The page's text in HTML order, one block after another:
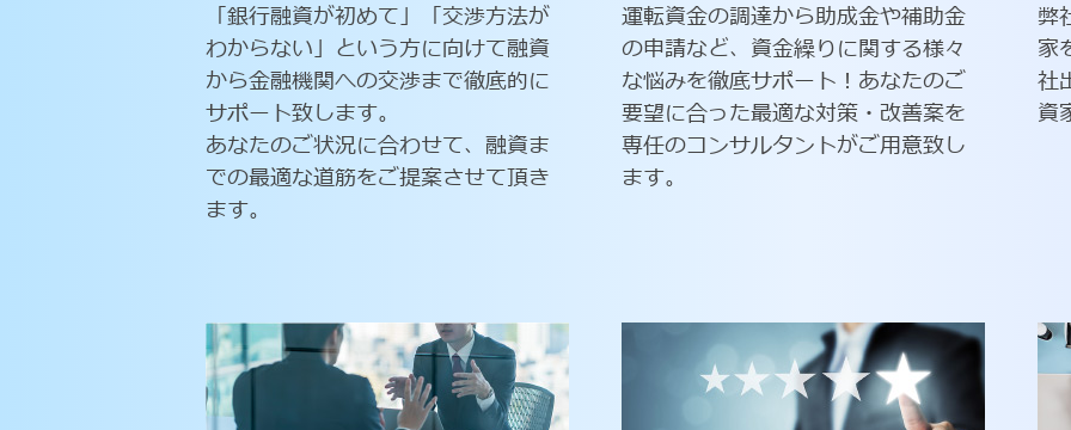
「銀行融資が初めて」「交渉方法が
わからない」という方に向けて融資
から金融機関への交渉まで徹底的に
サポート致します。
あなたのご状況に合わせて、融資ま
での最適な道筋をご提案させて頂き
ます。
運転資金の調達から助成金や補助金
の申請など、資金繰りに関する様々
な悩みを徹底サポート！あなたのご
要望に合った最適な対策・改善案を
専任のコンサルタントがご用意致し
ます。
弊
家
社
資